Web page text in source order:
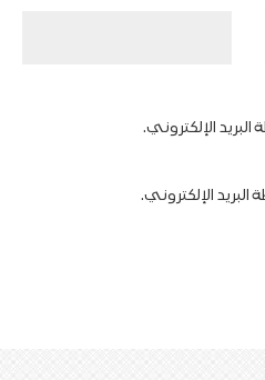
الإلكتروني.
الإلكتروني.